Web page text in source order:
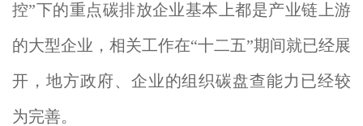
控”下的重点碳排放企业基本上都是产业链上游
的大型企业，相关工作在“十二五”期间就已经展
开，地方政府、企业的组织碳盘查能力已经较
为完善。